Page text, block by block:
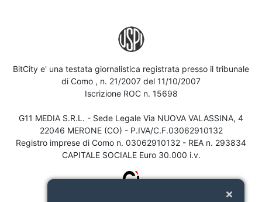
BitCity e' una testata giornalistica registrata presso il tribunale
di Como , n. 21/2007 del 11/10/2007
Iscrizione ROC n. 15698
G11 MEDIA S.R.L. - Sede Legale Via NUOVA VALASSINA, 4
22046 MERONE (CO) - P.IVA/C.F.03062910132
Registro imprese di Como n. 03062910132 - REA n. 293834
CAPITALE SOCIALE Euro 30.000 i.v.